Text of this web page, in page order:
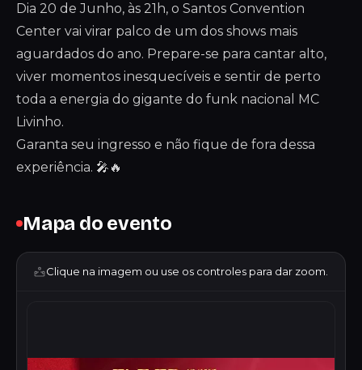
Dia 20 de Junho, às 21h, o Santos Convention
Center vai virar palco de um dos shows mais
aguardados do ano. Prepare-se para cantar alto,
viver momentos inesquecíveis e sentir de perto
toda a energia do gigante do funk nacional MC
Livinho.
Garanta seu ingresso e não fique de fora dessa
experiência. 🎤🔥
Mapa do evento
Clique na imagem ou use os controles para dar zoom.